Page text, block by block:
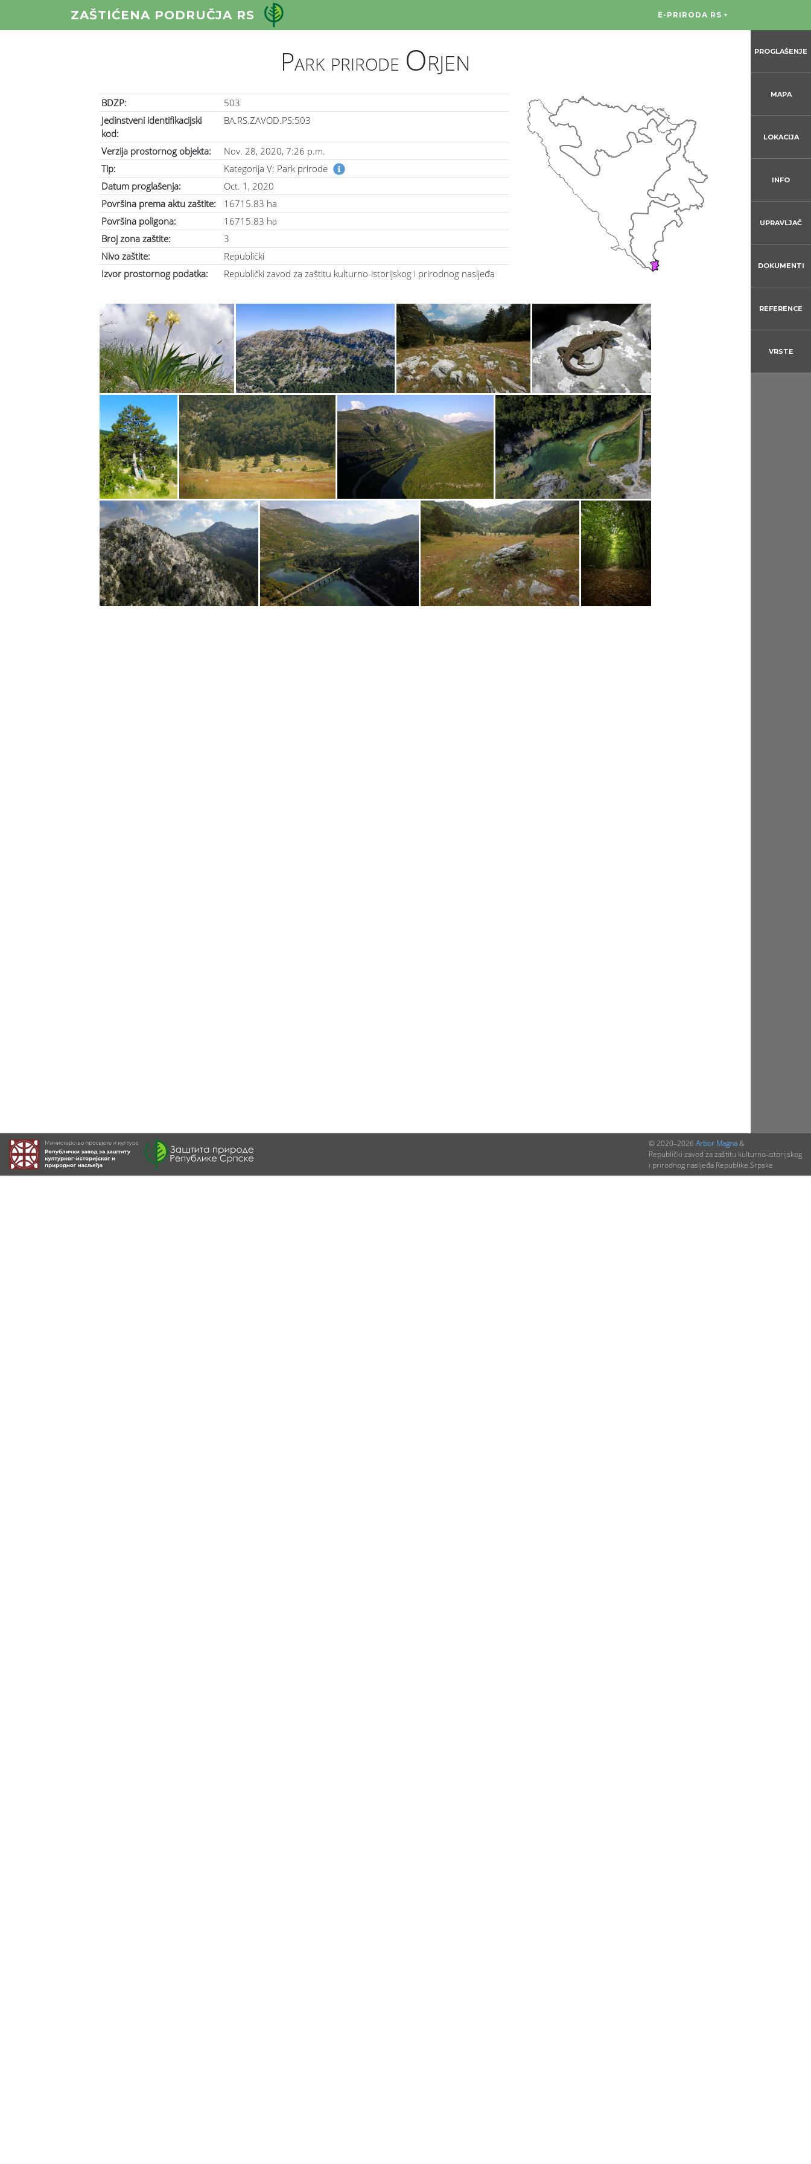
ZAŠTIĆENA PODRUČJA RS E-PRIRODA RS
Park prirode Orjen
BDZP:
503
Jedinstveni identifikacijski
kod:
BA.RS.ZAVOD.PS:503
Verzija prostornog objekta:
Nov. 28, 2020, 7:26 p.m.
Tip:
Kategorija V: Park prirode
Datum proglašenja:
Oct. 1, 2020
Površina prema aktu zaštite:
16715.83 ha
Površina poligona:
16715.83 ha
Broj zona zaštite:
3
Nivo zaštite:
Republički
Izvor prostornog podatka:
Republički zavod za zaštitu kulturno-istorijskog i prirodnog nasljeđa
PROGLAŠENJE
MAPA
LOKACIJA
INFO
UPRAVLJAČ
DOKUMENTI
REFERENCE
VRSTE
© 2020–2026 Arbor Magna&
Republički zavod za zaštitu kulturno-istorijskog
i prirodnog nasljeđa Republike Srpske